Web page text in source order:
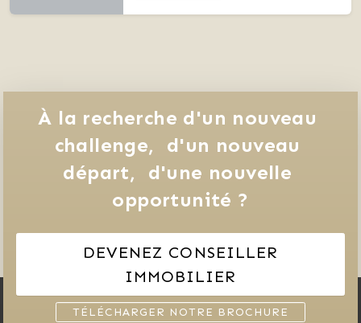
À la recherche d'un nouveau
challenge,
d'un nouveau
départ,
d'une nouvelle
opportunité ?
DEVENEZ CONSEILLER
IMMOBILIER
TÉLÉCHARGER NOTRE BROCHURE